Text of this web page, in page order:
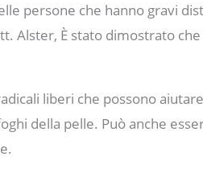
persone che hanno gravi
Alster, È stato dimostrato che
liberi che possono aiutare
della pelle. Può anche